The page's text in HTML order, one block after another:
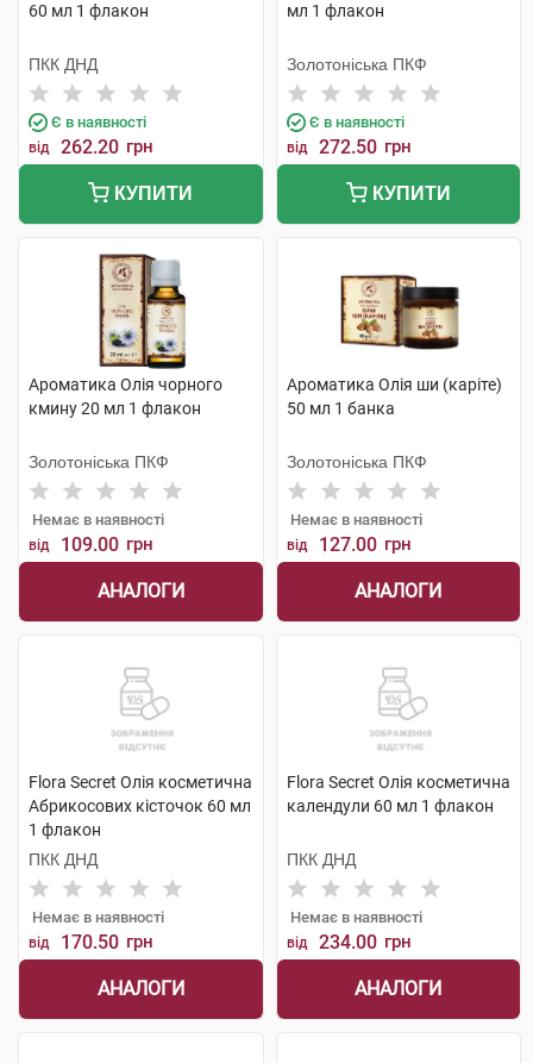
60 мл 1 флакон
ПКК ДНД
Є в наявності
від 262.20 грн
КУПИТИ
мл 1 флакон
Золотоніська ПКФ
Є в наявності
від 272.50 грн
КУПИТИ
Ароматика Олія чорного
кмину 20 мл 1 флакон
Золотоніська ПКФ
Немає в наявності
від 109.00 грн
АНАЛОГИ
Ароматика Олія ши (каріте)
50 мл 1 банка
Золотоніська ПКФ
Немає в наявності
від 127.00 грн
АНАЛОГИ
Flora Secret Олія косметична
Абрикосових кісточок 60 мл
1 флакон
ПКК ДНД
Немає в наявності
від 170.50 грн
АНАЛОГИ
Flora Secret Олія косметична
календули 60 мл 1 флакон
ПКК ДНД
Немає в наявності
від 234.00 грн
АНАЛОГИ